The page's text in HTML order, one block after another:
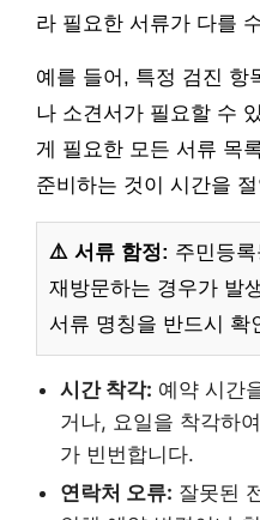
라 필요한 서류가 다를
예를 들어, 특정 검진 항
나 소견서가 필요할 수
게 필요한 모든 서류 목
준비하는 것이 시간을
⚠️ 서류 함정: 주민등
재방문하는 경우가 발
서류 명칭을 반드시 확
시간 착각: 예약 시간
거나, 요일을 착각하
가 빈번합니다.
연락처 오류: 잘못된